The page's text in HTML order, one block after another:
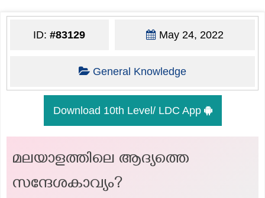
ID:#83129 May 24, 2022
General Knowledge
Download 10th Level/ LDC App
മലയാളത്തിലെ ആദ്യത്തെ
സന്ദേശകാവ്യം?